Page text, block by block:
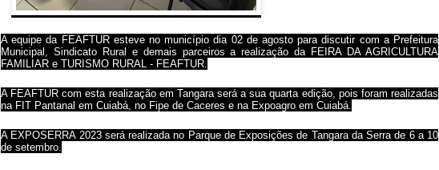
A equipe da FEAFTUR esteve no município dia 02 de agosto para discutir com a Prefeitura
Municipal, Sindicato Rural e demais parceiros a realização da FEIRA DA AGRICULTURA
FAMILIAR e TURISMO RURAL - FEAFTUR.
A FEAFTUR com esta realização em Tangara será a sua quarta edição, pois foram realizadas
na FIT Pantanal em Cuiabá, no Fipe de Caceres e na Expoagro em Cuiabá.
A EXPOSERRA 2023 será realizada no Parque de Exposições de Tangara da Serra de 6 a 10
de setembro.